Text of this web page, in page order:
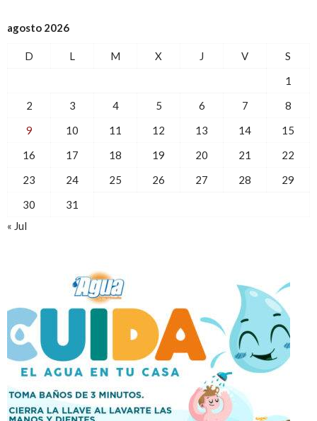
agosto 2026
D L M X J V
S
1
2
3 4 5 6 7
8
9
10 11 12 13 14
15
16
17 18 19 20 21
22
23
24 25 26 27 28
29
30
31
« Jul